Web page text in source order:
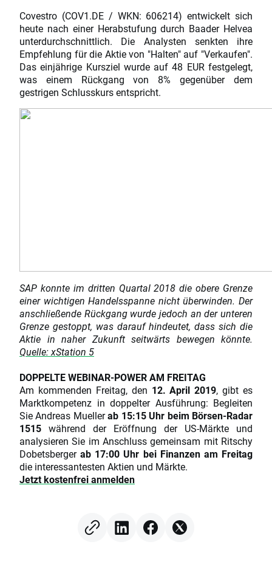
Covestro (COV1.DE / WKN: 606214) entwickelt sich
heute nach einer Herabstufung durch Baader Helvea
unterdurchschnittlich. Die Analysten senkten ihre
Empfehlung für die Aktie von "Halten" auf "Verkaufen".
Das einjährige Kursziel wurde auf 48 EUR festgelegt,
was einem Rückgang von 8% gegenüber dem
gestrigen Schlusskurs entspricht.
SAP konnte im dritten Quartal 2018 die obere Grenze
einer wichtigen Handelsspanne nicht überwinden. Der
anschließende Rückgang wurde jedoch an der unteren
Grenze gestoppt, was darauf hindeutet, dass sich die
Aktie in naher Zukunft seitwärts bewegen könnte.
Quelle: xStation 5
DOPPELTE WEBINAR-POWER AM FREITAG
Am kommenden Freitag, den 12. April 2019, gibt es
Marktkompetenz in doppelter Ausführung: Begleiten
Sie Andreas Muellerab 15:15 Uhr beim Börsen-Radar
1515 während der Eröffnung der US-Märkte und
analysieren Sie im Anschluss gemeinsam mit Ritschy
Dobetsbergerab 17:00 Uhr bei Finanzen am Freitag
die interessantesten Aktien und Märkte.
Jetzt kostenfrei anmelden